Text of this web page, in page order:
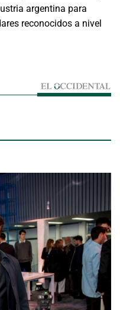
argentina para
reconocidos a nivel